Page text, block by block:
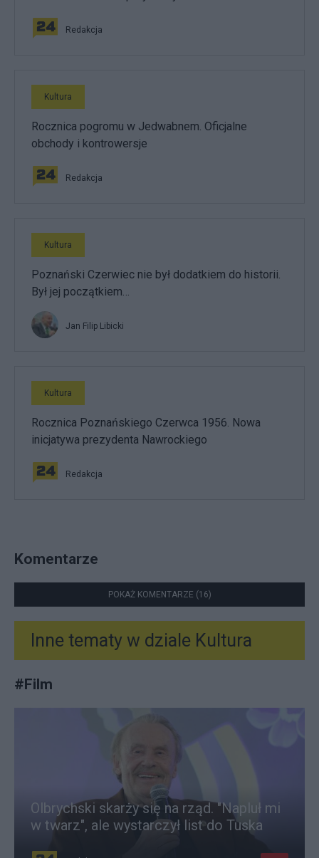
Redakcja
Kultura
Rocznica pogromu w Jedwabnem. Oficjalne
obchody i kontrowersje
Redakcja
Kultura
Poznański Czerwiec nie był dodatkiem do historii.
Był jej początkiem…
Jan Filip Libicki
Kultura
Rocznica Poznańskiego Czerwca 1956. Nowa
inicjatywa prezydenta Nawrockiego
Redakcja
Komentarze
POKAŻ KOMENTARZE (16)
Inne tematy w dziale Kultura
#Film
Olbrychski skarży się na rząd. "Napluł mi
w twarz", ale wystarczył list do Tuska